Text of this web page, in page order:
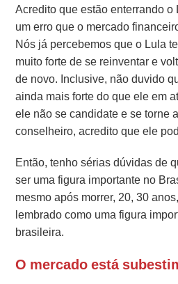
Acredito que estão enterrando
um erro que o mercado
Nós já percebemos que o Lula
muito forte de se reinventar e
de novo. Inclusive, não duvido
ainda mais forte do que ele em
ele não se candidate e se torne
conselheiro, acredito que ele
Então, tenho sérias dúvidas de
ser uma figura importante no
mesmo após morrer, 20, 30
lembrado como uma figura
brasileira.
O mercado está